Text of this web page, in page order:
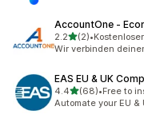
AccountOne ‑
2.2별 5개 중
(2)
총 리뷰 2개
•
Wir verbinden
EAS EU & UK
4.4별 5개 중
(68)
총 리뷰 68개
•Free to
Automate your EU &